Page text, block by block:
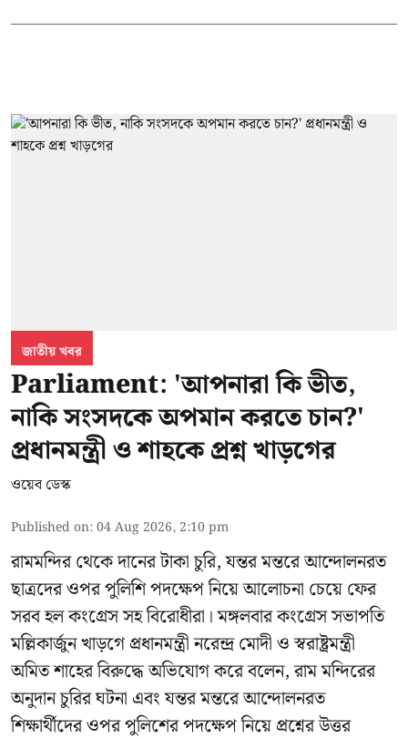
জাতীয় খবর
Parliament: 'আপনারা কি ভীত,
নাকি সংসদকে অপমান করতে চান?'
প্রধানমন্ত্রী ও শাহকে প্রশ্ন খাড়গের
ওয়েব ডেস্ক
Published on:04 Aug 2026, 2:10 pm
রামমন্দির থেকে দানের টাকা চুরি, যন্তর মন্তরে আন্দোলনরত
ছাত্রদের ওপর পুলিশি পদক্ষেপ নিয়ে আলোচনা চেয়ে ফের
সরব হল কংগ্রেস সহ বিরোধীরা। মঙ্গলবার কংগ্রেস সভাপতি
মল্লিকার্জুন খাড়গে প্রধানমন্ত্রী নরেন্দ্র মোদী ও স্বরাষ্ট্রমন্ত্রী
অমিত শাহের বিরুদ্ধে অভিযোগ করে বলেন, রাম মন্দিরের
অনুদান চুরির ঘটনা এবং যন্তর মন্তরে আন্দোলনরত
শিক্ষার্থীদের ওপর পুলিশের পদক্ষেপ নিয়ে প্রশ্নের উত্তর